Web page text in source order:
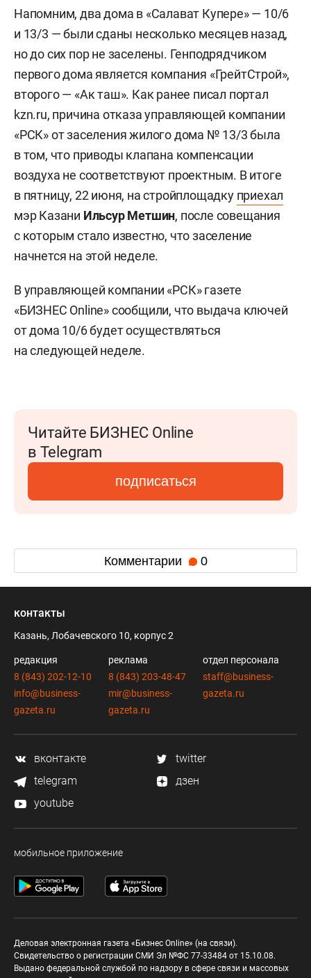
Напомним, два дома в «Салават Купере» — 10/6
и 13/3 — были сданы несколько месяцев назад,
но до сих пор не заселены. Генподрядчиком
первого дома является компания «ГрейтСтрой»,
второго — «Ак таш». Как ранее писал портал
kzn.ru, причина отказа управляющей компании
«РСК» от заселения жилого дома № 13/3 была
в том, что приводы клапана компенсации
воздуха не соответствуют проектным. В итоге
в пятницу, 22 июня, на стройплощадку приехал
мэр Казани Ильсур Метшин, после совещания
с которым стало известно, что заселение
начнется на этой неделе.
В управляющей компании «РСК» газете
«БИЗНЕС Online» сообщили, что выдача ключей
от дома 10/6 будет осуществляться
на следующей неделе.
Читайте БИЗНЕС Online
в Telegram
подписаться
Комментарии 0
контакты
Казань, Лобачевского 10, корпус 2
редакция
8 (843) 202-12-10
info@business-
gazeta.ru
реклама
8 (843) 203-48-47
mir@business-
gazeta.ru
отдел персонала
staff@business-
gazeta.ru
вконтакте
twitter
telegram
дзен
youtube
мобильное приложение
Деловая электронная газета «Бизнес Online» (на связи).
Свидетельство о регистрации СМИ Эл №ФС 77-33484 от 15.10.08.
Выдано федеральной службой по надзору в сфере связи и массовых